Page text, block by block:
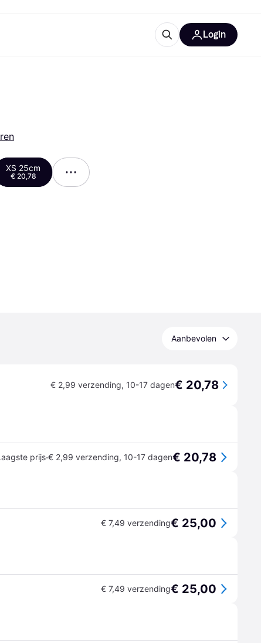
Login
XS 25cm
€ 20,78
Aanbevolen
€ 2,99 verzending, 10-17 dagen€ 20,78
prijs·€ 2,99 verzending, 10-17 dagen€ 20,78
€ 7,49 verzending€ 25,00
€ 7,49 verzending€ 25,00